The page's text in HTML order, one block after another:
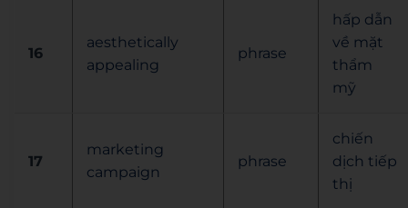
16
aesthetically
appealing
phrase
hấp dẫn
về mặt
thẩm
mỹ
17
marketing
campaign
phrase
chiến
dịch tiếp
thị